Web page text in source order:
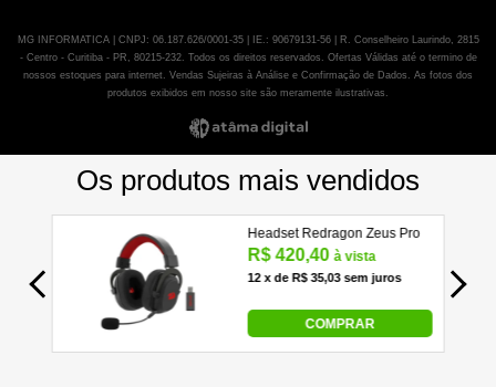
MG INFORMATICA | CNPJ: 06.187.626/0001-35 | IE.: 90679131-56 | R. Conselheiro Laurindo, 2815
- Centro - Curitiba - PR, 80215-232. Todos os direitos reservados. Ofertas Válidas até o termino de
nossos estoques para internet. Vendas Sujeiras à Análise e Confirmação de Dados. As fotos dos
produtos exibidos em nosso site são meramente ilustrativas.